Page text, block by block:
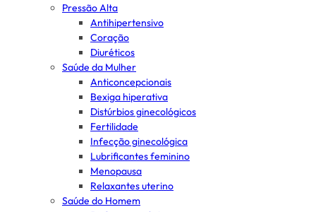
Pressão Alta
Antihipertensivo
Coração
Diuréticos
Saúde da Mulher
Anticoncepcionais
Bexiga hiperativa
Distúrbios ginecológicos
Fertilidade
Infecção ginecológica
Lubrificantes feminino
Menopausa
Relaxantes uterino
Saúde do Homem